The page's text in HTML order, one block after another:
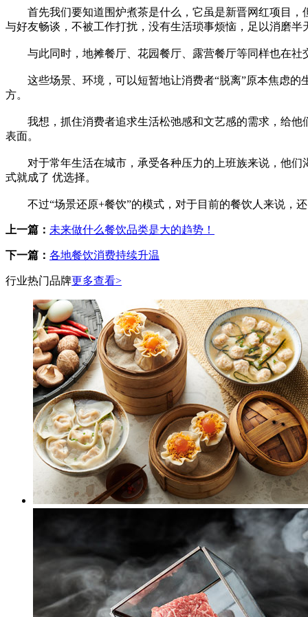
首先我们要知道围炉煮茶是什么，它虽是新晋网红项目
与好友畅谈，不被工作打扰，没有生活琐事烦恼，足以消磨半
与此同时，地摊餐厅、花园餐厅、露营餐厅等同样也在社
这些场景、环境，可以短暂地让消费者“脱离”原本焦虑的
方。
我想，抓住消费者追求生活松弛感和文艺感的需求，给他
表面。
对于常年生活在城市，承受各种压力的上班族来说，他们
式就成了 优选择。
不过“场景还原+餐饮”的模式，对于目前的餐饮人来说，
上一篇： 未来做什么餐饮品类是大的趋势！
下一篇： 各地餐饮消费持续升温
行业热门品牌更多查看>